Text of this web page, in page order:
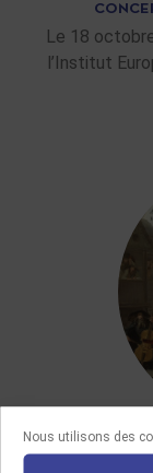
Nous utilisons des
Le 18
l’Institut